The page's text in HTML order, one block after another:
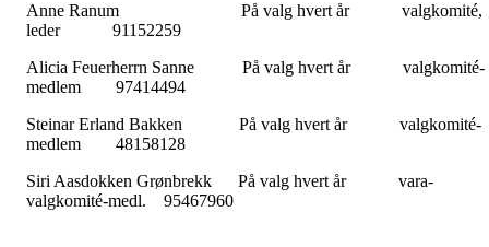
Anne Ranum På valg hvert år valgkomité,
leder 91152259
Alicia Feuerherrn Sanne På valg hvert år valgkomité-
medlem 97414494
Steinar Erland Bakken På valg hvert år valgkomité-
medlem 48158128
Siri Aasdokken Grønbrekk På valg hvert år vara-
valgkomité-medl. 95467960